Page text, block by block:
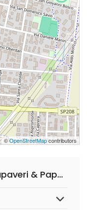
©OpenStreetMapcontributors
Domande Frequenti su Papaveri & Papere